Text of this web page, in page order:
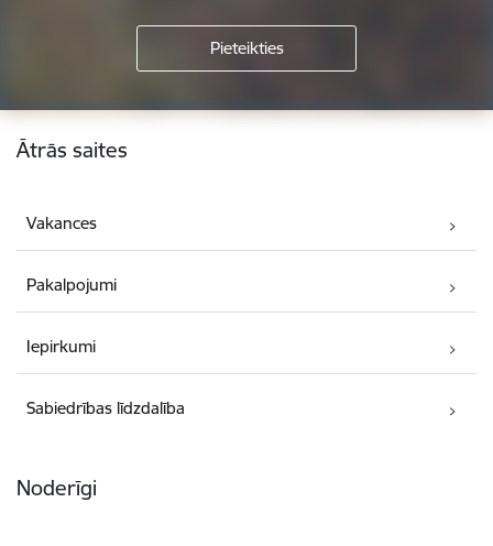
Kājene
Ātrās saites
Vakances
Pakalpojumi
Iepirkumi
Sabiedrības līdzdalība
Noderīgi